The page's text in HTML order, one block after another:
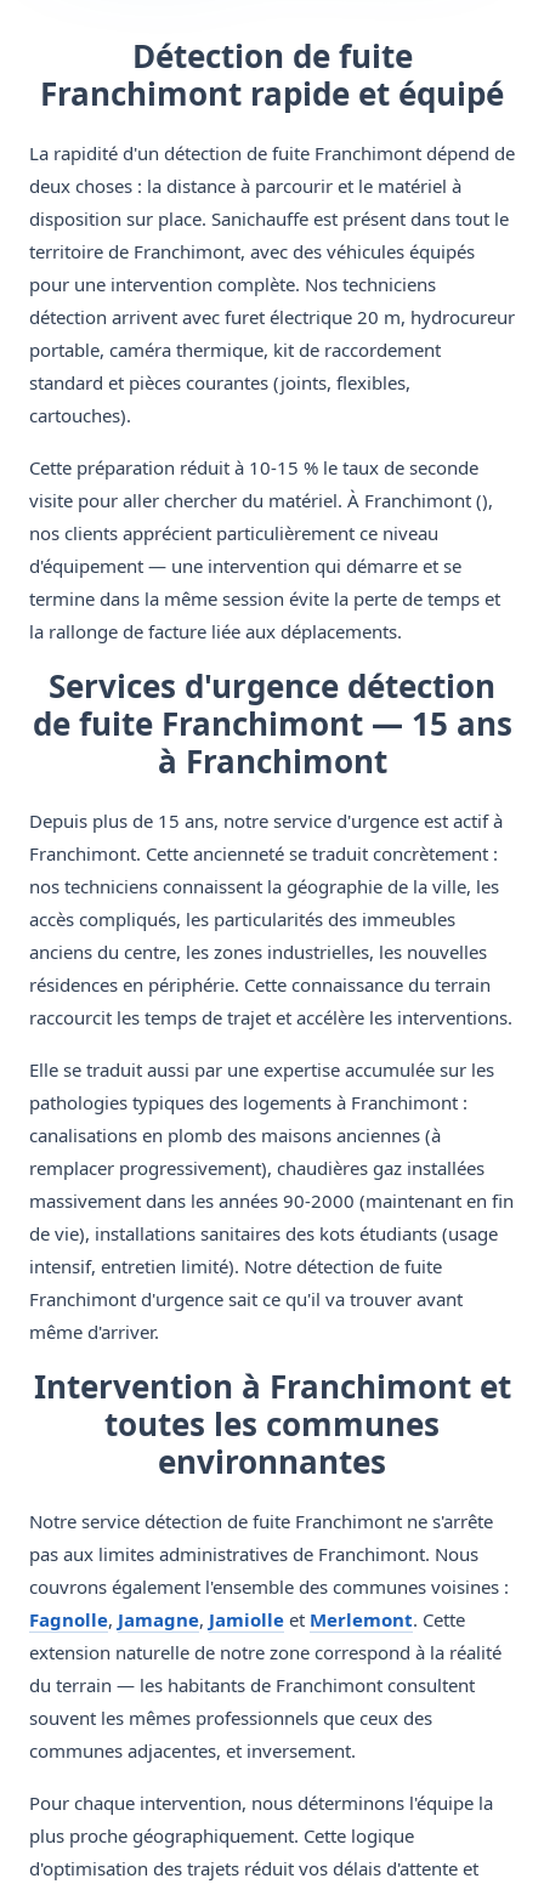
Détection de fuite
Franchimont rapide et équipé
La rapidité d'un détection de fuite Franchimont dépend de
deux choses : la distance à parcourir et le matériel à
disposition sur place. Sanichauffe est présent dans tout le
territoire de Franchimont, avec des véhicules équipés
pour une intervention complète. Nos techniciens
détection arrivent avec furet électrique 20 m, hydrocureur
portable, caméra thermique, kit de raccordement
standard et pièces courantes (joints, flexibles,
cartouches).
Cette préparation réduit à 10-15 % le taux de seconde
visite pour aller chercher du matériel. À Franchimont (),
nos clients apprécient particulièrement ce niveau
d'équipement — une intervention qui démarre et se
termine dans la même session évite la perte de temps et
la rallonge de facture liée aux déplacements.
Services d'urgence détection
de fuite Franchimont — 15 ans
à Franchimont
Depuis plus de 15 ans, notre service d'urgence est actif à
Franchimont. Cette ancienneté se traduit concrètement :
nos techniciens connaissent la géographie de la ville, les
accès compliqués, les particularités des immeubles
anciens du centre, les zones industrielles, les nouvelles
résidences en périphérie. Cette connaissance du terrain
raccourcit les temps de trajet et accélère les interventions.
Elle se traduit aussi par une expertise accumulée sur les
pathologies typiques des logements à Franchimont :
canalisations en plomb des maisons anciennes (à
remplacer progressivement), chaudières gaz installées
massivement dans les années 90-2000 (maintenant en fin
de vie), installations sanitaires des kots étudiants (usage
intensif, entretien limité). Notre détection de fuite
Franchimont d'urgence sait ce qu'il va trouver avant
même d'arriver.
Intervention à Franchimont et
toutes les communes
environnantes
Notre service détection de fuite Franchimont ne s'arrête
pas aux limites administratives de Franchimont. Nous
couvrons également l'ensemble des communes voisines :
Fagnolle, Jamagne, Jamiolle et Merlemont. Cette
extension naturelle de notre zone correspond à la réalité
du terrain — les habitants de Franchimont consultent
souvent les mêmes professionnels que ceux des
communes adjacentes, et inversement.
Pour chaque intervention, nous déterminons l'équipe la
plus proche géographiquement. Cette logique
d'optimisation des trajets réduit vos délais d'attente et